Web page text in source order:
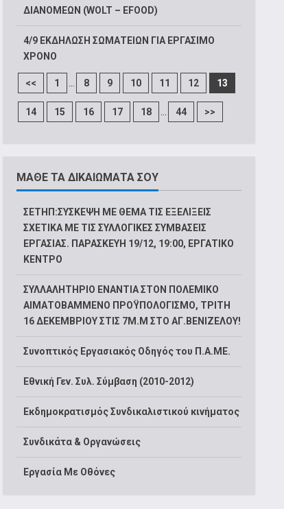
ΔΙΑΝΟΜΕΩΝ (WOLT – EFOOD)
4/9 ΕΚΔΗΛΩΣΗ ΣΩΜΑΤΕΙΩΝ ΓΙΑ ΕΡΓΑΣΙΜΟ
ΧΡΟΝΟ
<< 1 8 9 10 11 12 13
14 15 16 17 18 44 >>
ΜΑΘΕ ΤΑ ΔΙΚΑΙΩΜΑΤΑ ΣΟΥ
ΣΕΤΗΠ:ΣΥΣΚΕΨΗ ΜΕ ΘΕΜΑ ΤΙΣ ΕΞΕΛΙΞΕΙΣ
ΣΧΕΤΙΚΑ ΜΕ ΤΙΣ ΣΥΛΛΟΓΙΚΕΣ ΣΥΜΒΑΣΕΙΣ
ΕΡΓΑΣΙΑΣ. ΠΑΡΑΣΚΕΥΗ 19/12, 19:00, ΕΡΓΑΤΙΚΟ
ΚΕΝΤΡΟ
ΣΥΛΛΑΛΗΤΗΡΙΟ ΕΝΑΝΤΙΑ ΣΤΟΝ ΠΟΛΕΜΙΚΟ
ΑΙΜΑΤΟΒΑΜΜΕΝΟ ΠΡΟΫΠΟΛΟΓΙΣΜΟ, ΤΡΙΤΗ
16 ΔΕΚΕΜΒΡΙΟΥ ΣΤΙΣ 7Μ.Μ ΣΤΟ ΑΓ.ΒΕΝΙΖΕΛΟΥ!
Συνοπτικός Εργασιακός Οδηγός του Π.Α.ΜΕ.
Εθνική Γεν. Συλ. Σύμβαση (2010-2012)
Εκδημοκρατισμός Συνδικαλιστικού κινήματος
Συνδικάτα & Οργανώσεις
Εργασία Με Οθόνες